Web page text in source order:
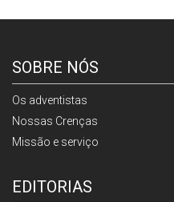
SOBRE NÓS
Os adventistas
Nossas Crenças
Missão e serviço
EDITORIAS